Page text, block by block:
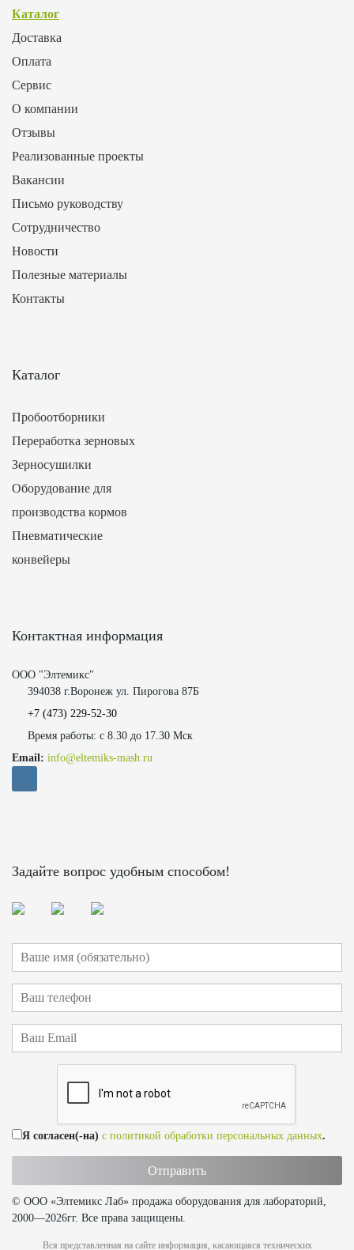
Каталог
Доставка
Оплата
Сервис
О компании
Отзывы
Реализованные проекты
Вакансии
Письмо руководству
Сотрудничество
Новости
Полезные материалы
Контакты
Каталог
Пробоотборники
Переработка зерновых
Зерносушилки
Оборудование для
производства кормов
Пневматические
конвейеры
Контактная информация
ООО "Элтемикс"
394038 г.Воронеж ул. Пирогова 87Б
+7 (473) 229-52-30
Время работы: с 8.30 до 17.30 Мск
Email: info@eltemiks-mash.ru
Задайте вопрос удобным способом!
Я согласен(-на) с политикой обработки персональных данных.
© ООО «Элтемикс Лаб» продажа оборудования для лабораторий,
2000—2026гг. Все права защищены.
Вся представленная на сайте информация, касающаяся технических